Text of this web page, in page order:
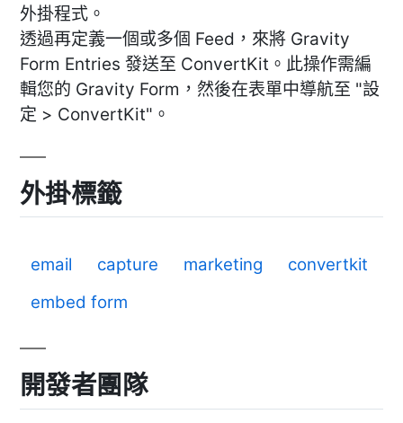
外掛程式。
透過再定義一個或多個 Feed，來將 Gravity
Form Entries 發送至 ConvertKit。此操作需編
輯您的 Gravity Form，然後在表單中導航至 "設
定 > ConvertKit"。
外掛標籤
email capture marketing
convertkit
embed form
開發者團隊